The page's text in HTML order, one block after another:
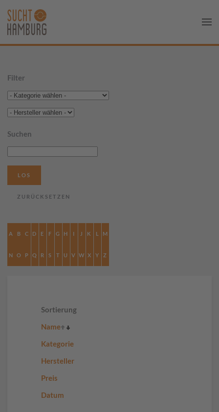
Filter
Suchen
A B C D E F G H I J K L M
N O P Q R S T U V W X Y Z
Sortierung
Name
Kategorie
Hersteller
Preis
Datum